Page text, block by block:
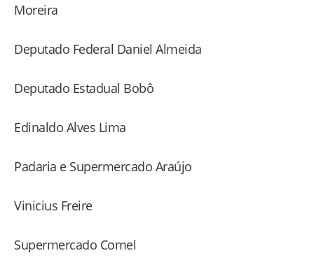
Moreira
Deputado Federal Daniel Almeida
Deputado Estadual Bobô
Edinaldo Alves Lima
Padaria e Supermercado Araújo
Vinicius Freire
Supermercado Comel